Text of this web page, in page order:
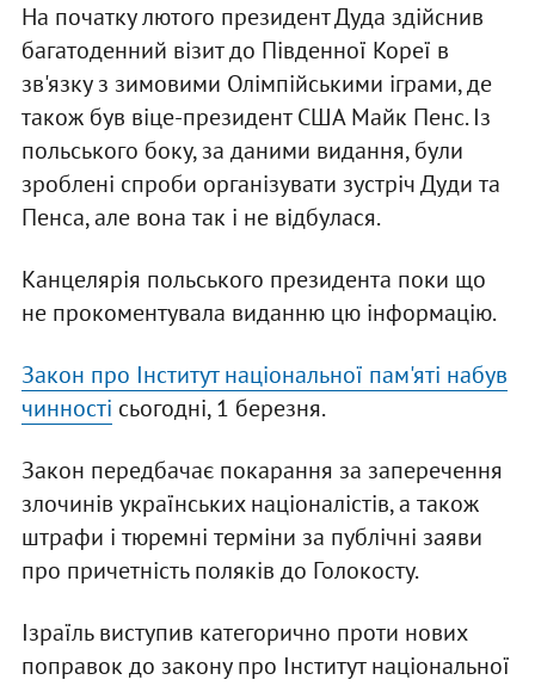
На початку лютого президент Дуда здійснив
багатоденний візит до Південної Кореї в
зв'язку з зимовими Олімпійськими іграми, де
також був віце-президент США Майк Пенс. Із
польського боку, за даними видання, були
зроблені спроби організувати зустріч Дуди та
Пенса, але вона так і не відбулася.
Канцелярія польського президента поки що
не прокоментувала виданню цю інформацію.
Закон про Інститут національної пам'яті набув
чинності сьогодні, 1 березня.
Закон передбачає покарання за заперечення
злочинів українських націоналістів, а також
штрафи і тюремні терміни за публічні заяви
про причетність поляків до Голокосту.
Ізраїль виступив категорично проти нових
поправок до закону про Інститут національної